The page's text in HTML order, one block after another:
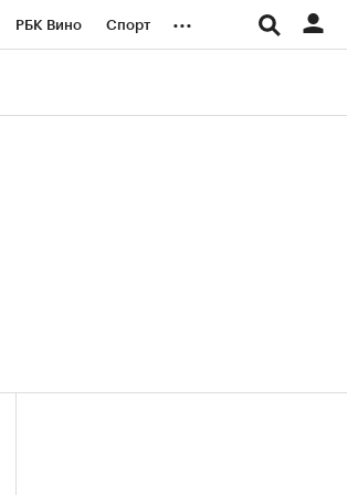
РБК Вино Спорт ...